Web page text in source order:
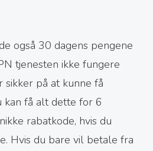
også 30 dagens pengene
tjenesten ikke fungere
sikker på at kunne få
kan få alt dette for 6
rabatkode, hvis du
Hvis du bare vil betale fra